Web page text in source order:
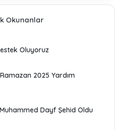
Okunanlar
Oluyoruz
2025 Yardım
Dayf Şehid Oldu